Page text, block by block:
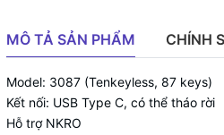
MÔ TẢ SẢN PHẨM CHÍNH
Model: 3087 (Tenkeyless, 87 keys)
Kết nối: USB Type C, có thể tháo rời
Hỗ trợ NKRO